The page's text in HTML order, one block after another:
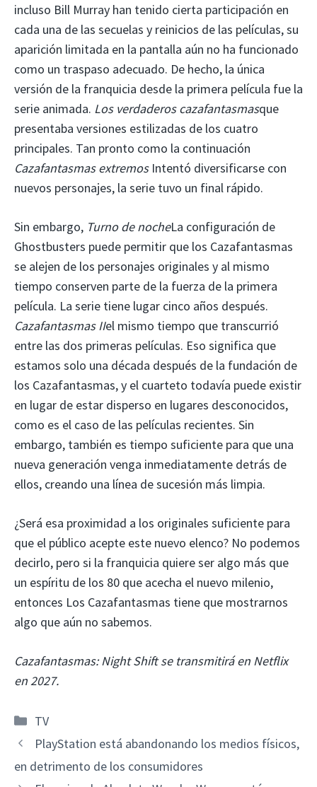
incluso Bill Murray han tenido cierta participación en
cada una de las secuelas y reinicios de las películas, su
aparición limitada en la pantalla aún no ha funcionado
como un traspaso adecuado. De hecho, la única
versión de la franquicia desde la primera película fue la
serie animada. Los verdaderos cazafantasmasque
presentaba versiones estilizadas de los cuatro
principales. Tan pronto como la continuación
Cazafantasmas extremosIntentó diversificarse con
nuevos personajes, la serie tuvo un final rápido.
Sin embargo, Turno de nocheLa configuración de
Ghostbusters puede permitir que los Cazafantasmas
se alejen de los personajes originales y al mismo
tiempo conserven parte de la fuerza de la primera
película. La serie tiene lugar cinco años después.
Cazafantasmas IIel mismo tiempo que transcurrió
entre las dos primeras películas. Eso significa que
estamos solo una década después de la fundación de
los Cazafantasmas, y el cuarteto todavía puede existir
en lugar de estar disperso en lugares desconocidos,
como es el caso de las películas recientes. Sin
embargo, también es tiempo suficiente para que una
nueva generación venga inmediatamente detrás de
ellos, creando una línea de sucesión más limpia.
¿Será esa proximidad a los originales suficiente para
que el público acepte este nuevo elenco? No podemos
decirlo, pero si la franquicia quiere ser algo más que
un espíritu de los 80 que acecha el nuevo milenio,
entonces Los Cazafantasmas tiene que mostrarnos
algo que aún no sabemos.
Cazafantasmas: Night Shift se transmitirá en Netflix
en 2027.
Categorías
TV
PlayStation está abandonando los medios físicos,
en detrimento de los consumidores